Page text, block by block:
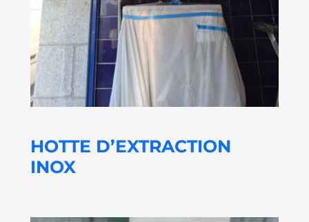
HOTTE D’EXTRACTION
INOX